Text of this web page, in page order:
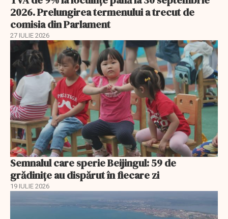
2026. Prelungirea termenului a trecut de
comisia din Parlament
27 IULIE 2026
Semnalul care sperie Beijingul: 59 de
grădinițe au dispărut în fiecare zi
19 IULIE 2026